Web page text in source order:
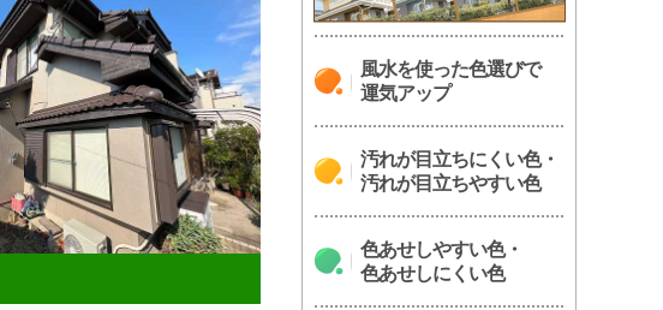
風水を使った色選びで
運気アップ
汚れが目立ちにくい色・
汚れが目立ちやすい色
色あせしやすい色・
色あせしにくい色